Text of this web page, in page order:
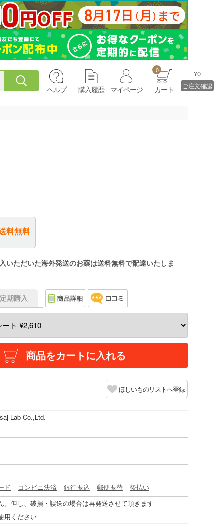
ヘルプ 購入履歴 マイページ
0
カート
¥0
ご注文確認
料無料
いただいた海外発送のお薬は送料無料で配達いたしま
期購入
商品をカートに入れる
ほしいものリストへ登録
Lab Co.,Ltd.
ド コンビニ決済 銀行振込 郵便振替
後払い
。但し、破損・誤送の場合は再発送させて頂きます
用ください